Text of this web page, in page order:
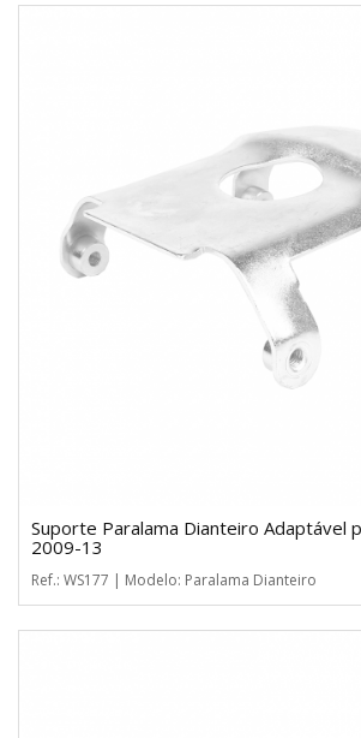
Suporte Paralama Dianteiro Adaptável
2009-13
Ref.: WS177 | Modelo: Paralama Dianteiro